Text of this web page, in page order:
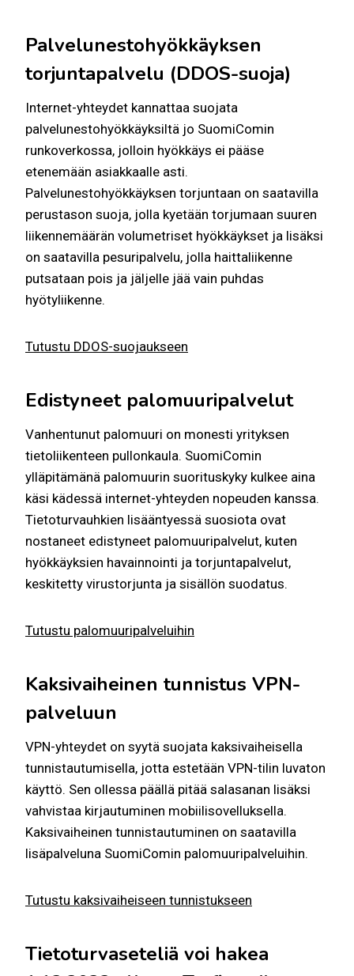
Palvelunestohyökkäyksen
torjuntapalvelu (DDOS-suoja)
Internet-yhteydet kannattaa suojata
palvelunestohyökkäyksiltä jo SuomiComin
runkoverkossa, jolloin hyökkäys ei pääse
etenemään asiakkaalle asti.
Palvelunestohyökkäyksen torjuntaan on saatavilla
perustason suoja, jolla kyetään torjumaan suuren
liikennemäärän volumetriset hyökkäykset ja lisäksi
on saatavilla pesuripalvelu, jolla haittaliikenne
putsataan pois ja jäljelle jää vain puhdas
hyötyliikenne.
Tutustu DDOS-suojaukseen
Edistyneet palomuuripalvelut
Vanhentunut palomuuri on monesti yrityksen
tietoliikenteen pullonkaula. SuomiComin
ylläpitämänä palomuurin suorituskyky kulkee aina
käsi kädessä internet-yhteyden nopeuden kanssa.
Tietoturvauhkien lisääntyessä suosiota ovat
nostaneet edistyneet palomuuripalvelut, kuten
hyökkäyksien havainnointi ja torjuntapalvelut,
keskitetty virustorjunta ja sisällön suodatus.
Tutustu palomuuripalveluihin
Kaksivaiheinen tunnistus VPN-
palveluun
VPN-yhteydet on syytä suojata kaksivaiheisella
tunnistautumisella, jotta estetään VPN-tilin luvaton
käyttö. Sen ollessa päällä pitää salasanan lisäksi
vahvistaa kirjautuminen mobiilisovelluksella.
Kaksivaiheinen tunnistautuminen on saatavilla
lisäpalveluna SuomiComin palomuuripalveluihin.
Tutustu kaksivaiheiseen tunnistukseen
Tietoturvaseteliä voi hakea